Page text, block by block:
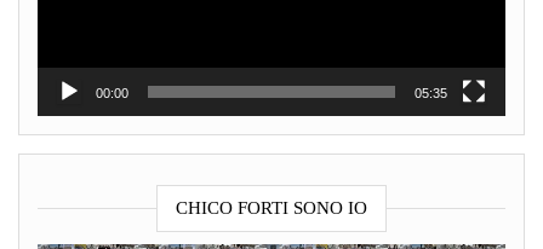
00:00 05:35
CHICO FORTI SONO IO